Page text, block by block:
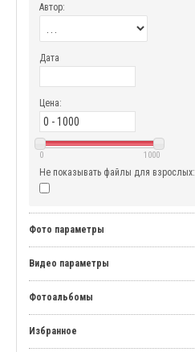
Автор:
Дата
Цена:
0 1000
Не показывать файлы для взрослых:
Фото параметры
Видео параметры
Фотоальбомы
Избранное